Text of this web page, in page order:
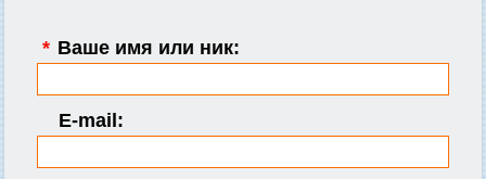
* Ваше имя или ник:
E-mail: